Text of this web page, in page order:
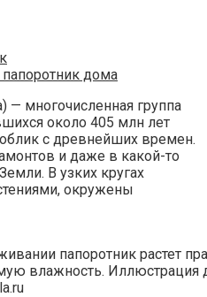
дома
— многочисленная группа
около 405 млн лет
с древнейших времен.
и даже в какой-то
В узких кругах
окружены
папоротник растет
влажность. Иллюстрация